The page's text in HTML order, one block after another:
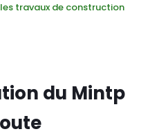
travaux de construction
du Mintp